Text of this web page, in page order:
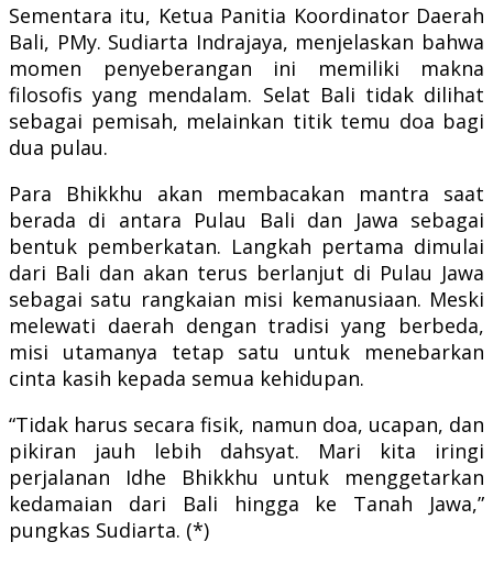
Sementara itu, Ketua Panitia Koordinator Daerah
Bali, PMy. Sudiarta Indrajaya, menjelaskan bahwa
momen penyeberangan ini memiliki makna
filosofis yang mendalam. Selat Bali tidak dilihat
sebagai pemisah, melainkan titik temu doa bagi
dua pulau.
Para Bhikkhu akan membacakan mantra saat
berada di antara Pulau Bali dan Jawa sebagai
bentuk pemberkatan. Langkah pertama dimulai
dari Bali dan akan terus berlanjut di Pulau Jawa
sebagai satu rangkaian misi kemanusiaan. Meski
melewati daerah dengan tradisi yang berbeda,
misi utamanya tetap satu untuk menebarkan
cinta kasih kepada semua kehidupan.
“Tidak harus secara fisik, namun doa, ucapan, dan
pikiran jauh lebih dahsyat. Mari kita iringi
perjalanan Idhe Bhikkhu untuk menggetarkan
kedamaian dari Bali hingga ke Tanah Jawa,”
pungkas Sudiarta. (*)